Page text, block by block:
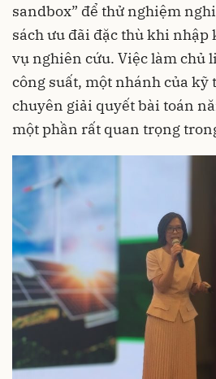
sandbox” để thử nghiệm
sách ưu đãi đặc thù khi
vụ nghiên cứu. Việc làm chủ
công suất, một nhánh của kỹ
chuyên giải quyết bài toán
một phần rất quan trọng